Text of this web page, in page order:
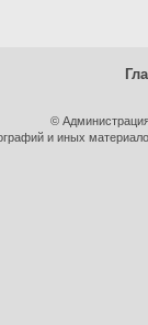
©
и иных